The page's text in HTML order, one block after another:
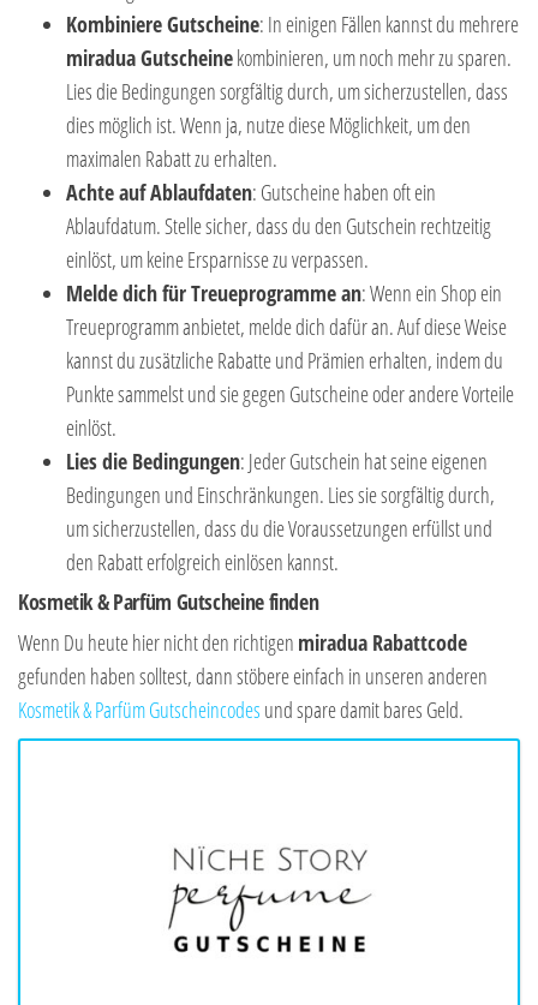
Kombiniere Gutscheine: In einigen Fällen kannst du mehrere
miradua Gutscheinekombinieren, um noch mehr zu sparen.
Lies die Bedingungen sorgfältig durch, um sicherzustellen, dass
dies möglich ist. Wenn ja, nutze diese Möglichkeit, um den
maximalen Rabatt zu erhalten.
Achte auf Ablaufdaten: Gutscheine haben oft ein
Ablaufdatum. Stelle sicher, dass du den Gutschein rechtzeitig
einlöst, um keine Ersparnisse zu verpassen.
Melde dich für Treueprogramme an: Wenn ein Shop ein
Treueprogramm anbietet, melde dich dafür an. Auf diese Weise
kannst du zusätzliche Rabatte und Prämien erhalten, indem du
Punkte sammelst und sie gegen Gutscheine oder andere Vorteile
einlöst.
Lies die Bedingungen: Jeder Gutschein hat seine eigenen
Bedingungen und Einschränkungen. Lies sie sorgfältig durch,
um sicherzustellen, dass du die Voraussetzungen erfüllst und
den Rabatt erfolgreich einlösen kannst.
Kosmetik & Parfüm Gutscheine finden
Wenn Du heute hier nicht den richtigen miradua Rabattcode
gefunden haben solltest, dann stöbere einfach in unseren anderen
Kosmetik & Parfüm Gutscheincodes und spare damit bares Geld.